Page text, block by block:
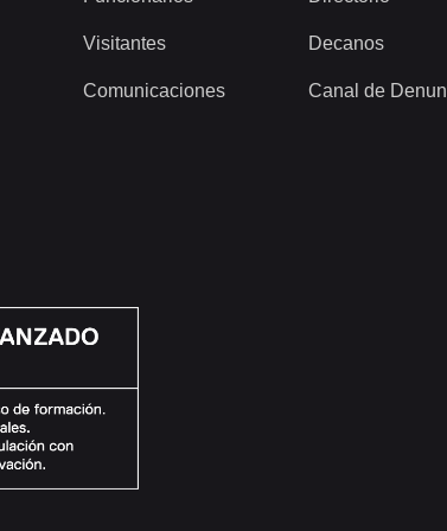
Visitantes
Comunicaciones
Decanos
Canal de